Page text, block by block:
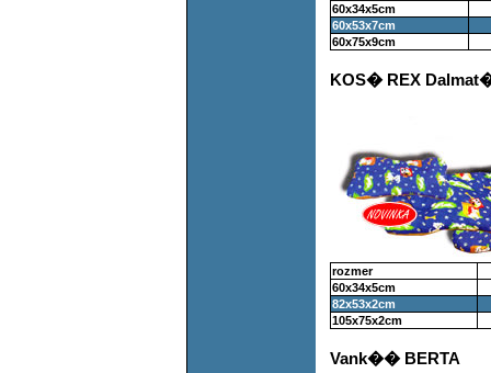
60x34x5cm
60x53x7cm
60x75x9cm
KOS� REX
rozmer
60x34x5cm
82x53x2cm
105x75x2cm
Vank�� BERTA